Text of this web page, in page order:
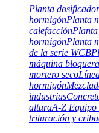
Planta
hormigónPlanta
calefacción
hormigónPlanta
de la serie WCB
máquina
mortero seco
hormigón
industrias
alturaA-Z Equipo
trituración y